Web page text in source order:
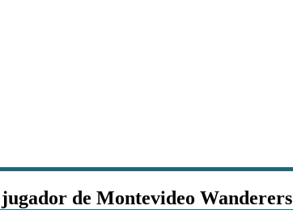
de Montevideo Wanderers